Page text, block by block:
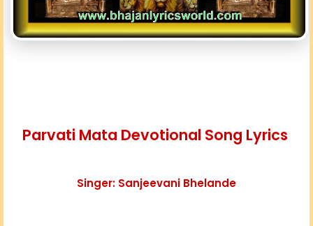
Parvati Mata Devotional Song Lyrics
Singer: Sanjeevani Bhelande